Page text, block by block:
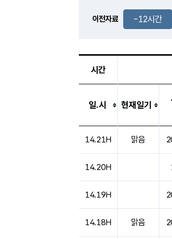
-
이전자료 -12시간
시간
일.시 현재일기
14.21H 맑음
14.20H
14.19H
14.18H 맑음